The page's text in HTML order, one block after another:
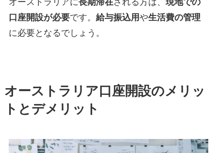
口座開設が必要です。 給与振込用や生活費の管理
に必要となるでしょう。
オーストラリア口座開設のメリッ
トとデメリット